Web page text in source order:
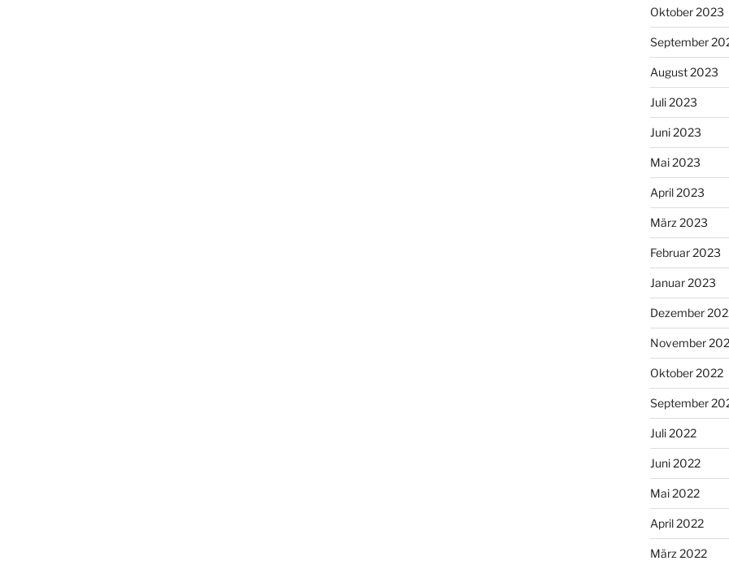
Oktober 2023
September
August 2023
Juli 2023
Juni 2023
Mai 2023
April 2023
März 2023
Februar 2023
Januar 2023
Dezember
November
Oktober 2022
September
Juli 2022
Juni 2022
Mai 2022
April 2022
März 2022